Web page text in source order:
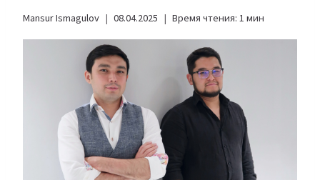
Mansur Ismagulov 08.04.2025 Время чтения: 1 мин